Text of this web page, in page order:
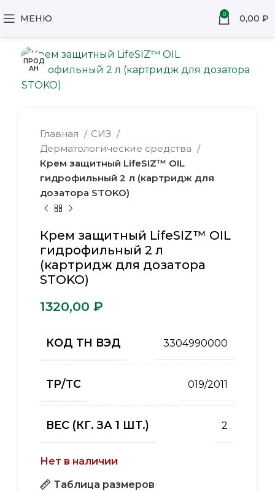
МЕНЮ 0 0,00 ₽
ПРОД
АН
Главная
СИЗ
Дерматологические средства
Крем защитный LifeSIZ™ OIL
гидрофильный 2 л (картридж для
дозатора STOKO)
Крем защитный LifeSIZ™ OIL
гидрофильный 2 л
(картридж для дозатора
STOKO)
₽
КОД ТН ВЭД 3304990000
ТР/ТС 019/2011
ВЕС (КГ. ЗА 1 ШТ.) 2
Нет в наличии
Таблица размеров